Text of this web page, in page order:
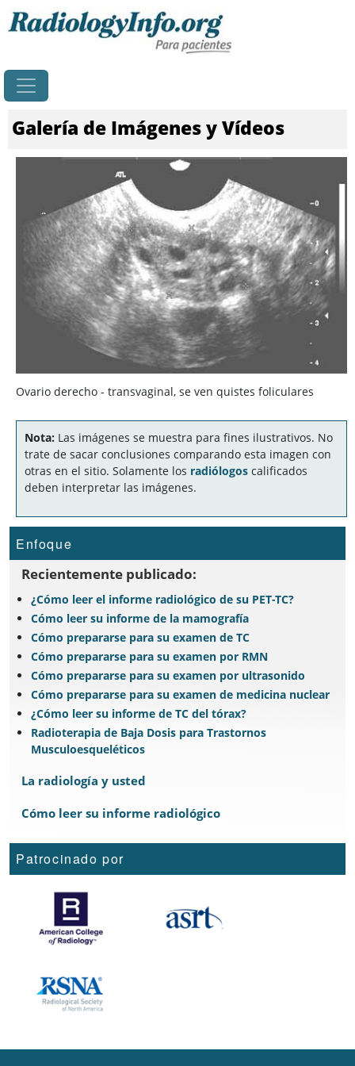
Galería de Imágenes y Vídeos
Ovario derecho - transvaginal, se ven quistes foliculares
Nota: Las imágenes se muestra para fines ilustrativos. No
trate de sacar conclusiones comparando esta imagen con
otras en el sitio. Solamente los radiólogos calificados
deben interpretar las imágenes.
Enfoque
Recientemente publicado:
¿Cómo leer el informe radiológico de su PET-TC?
Cómo leer su informe de la mamografía
Cómo prepararse para su examen de TC
Cómo prepararse para su examen por RMN
Cómo prepararse para su examen por ultrasonido
Cómo prepararse para su examen de medicina nuclear
¿Cómo leer su informe de TC del tórax?
Radioterapia de Baja Dosis para Trastornos
Musculoesqueléticos
La radiología y usted
Cómo leer su informe radiológico
Patrocinado por